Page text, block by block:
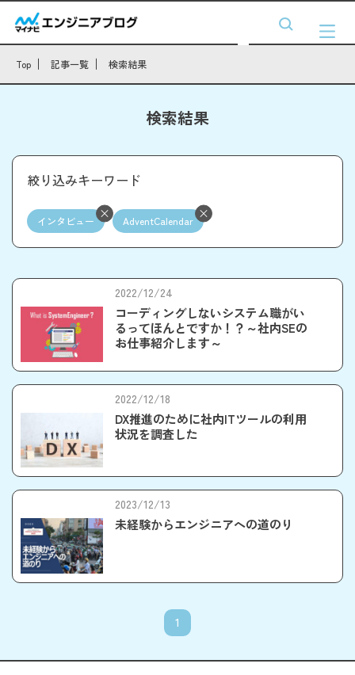
Top 記事一覧 検索結果
検索結果
絞り込みキーワード
インタビュー AdventCalendar
2022/12/24
コーディングしないシステム職がい
るってほんとですか！？～社内SEの
お仕事紹介します～
2022/12/18
DX推進のために社内ITツールの利用
状況を調査した
2023/12/13
未経験からエンジニアへの道のり
1